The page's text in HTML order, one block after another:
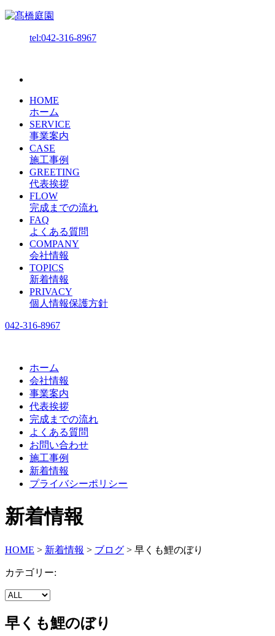
tel:042-316-8967
HOME
ホーム
SERVICE
事業案内
CASE
施工事例
GREETING
代表挨拶
FLOW
完成までの流れ
FAQ
よくある質問
COMPANY
会社情報
TOPICS
新着情報
PRIVACY
個人情報保護方針
042-316-8967
ホーム
会社情報
事業案内
代表挨拶
完成までの流れ
よくある質問
お問い合わせ
施工事例
新着情報
プライバシーポリシー
新着情報
HOME > 新着情報 > ブログ > 早くも鯉のぼり
カテゴリー:
早くも鯉のぼり